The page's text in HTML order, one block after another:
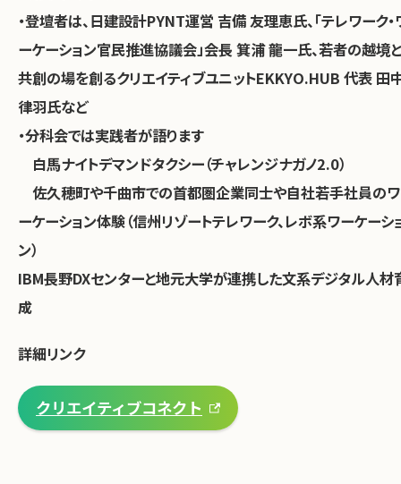
・登壇者は、日建設計PYNT運営 吉備 友理恵氏、「テレワーク・
ーケーション官民推進協議会」会長 箕浦 龍一氏、若者の越境と
共創の場を創るクリエイティブユニットEKKYO.HUB 代表 田
律羽氏など
・分科会では実践者が語ります
白馬ナイトデマンドタクシー（チャレンジナガノ2.0）
佐久穂町や千曲市での首都圏企業同士や自社若手社員のワ
ーケーション体験（信州リゾートテレワーク、レボ系ワーケーシ
ン）
IBM長野DXセンターと地元大学が連携した文系デジタル人材
成
詳細リンク
クリエイティブコネクト